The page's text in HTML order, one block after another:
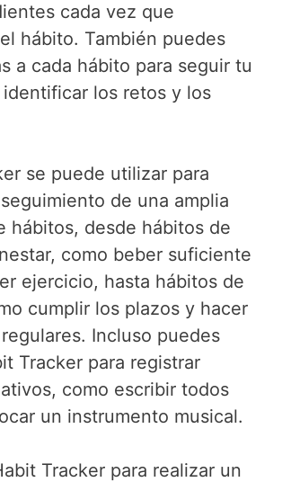
cada vez que
hábito. También puedes
a cada hábito para seguir tu
los retos y los
se puede utilizar para
de una amplia
hábitos, desde hábitos de
como beber suficiente
ejercicio, hasta hábitos de
cumplir los plazos y hacer
Incluso puedes
Tracker para registrar
como escribir todos
un instrumento musical.
Tracker para realizar un